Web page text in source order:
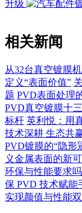
升级
相关新闻
从32台真空镀膜
定义“表面价值”
题 PVD表面处理
PVD真空镀膜十
标杆 英利悦：用
技术深耕 生态共
PVD镀膜的“隐
义金属表面的新
环保与性能要求吗
保 PVD 技术赋能
实现颜值与性能